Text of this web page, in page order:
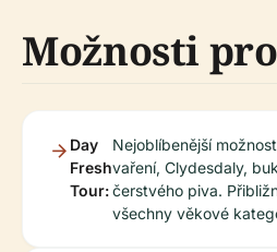
Možnosti
Day
Fresh
Tour:
Nejoblíbenější
vaření, Clydesdaly,
čerstvého piva.
všechny věkové